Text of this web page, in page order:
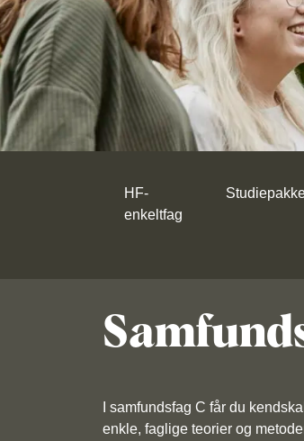
HF-
enkeltfag
I samfundsfag C får du
enkle, faglige teorier og